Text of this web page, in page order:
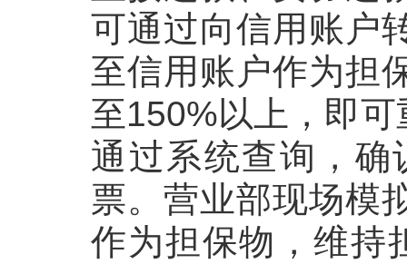
可通过向信用账户
至信用账户作为担
至150%以上，即
通过系统查询，
票。营业部现场模
作为担保物，维持